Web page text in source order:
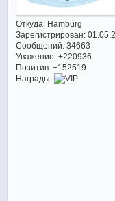
Откуда:Hamburg
Зарегистрирован:
Сообщений:34663
Уважение: +220936
Позитив: +152519
Награды: